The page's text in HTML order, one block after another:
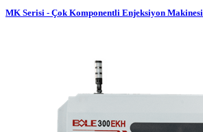
MK Serisi - Çok Komponentli Enjeksiyon Makinesi